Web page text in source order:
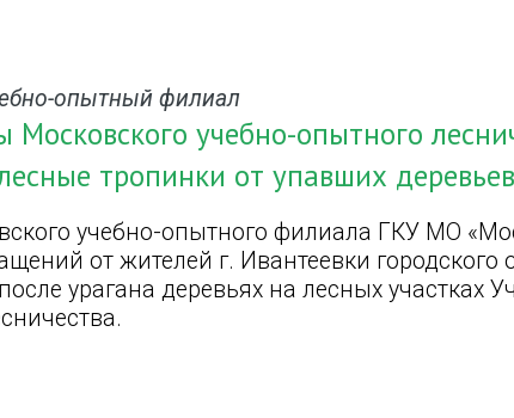
опытный филиал
Московского учебно-опытного
тропинки от упавших деревьев
учебно-опытного филиала ГКУ МО
от жителей г. Ивантеевки городского
урагана деревьях на лесных участках